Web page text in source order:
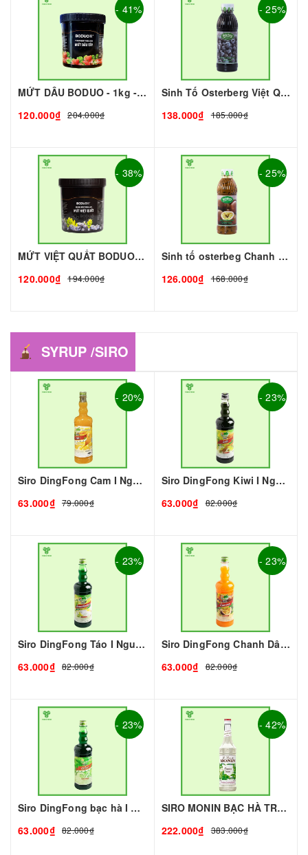
- 41%
MỨT DÂU BODUO - 1kg - DOBUO | Mứt - Sinh Tố làm Trà Sữa - TOBEE FOOD
120.000₫
204.000₫
- 25%
Sinh Tố Osterberg Việt Quất I Nguyên Liệu Pha Chế - Trà Trái Cây - Tobee Food
138.000₫
185.000₫
- 38%
MỨT VIỆT QUẤT BODUO- 1kg - BODUO | Mứt - Sinh Tố làm Trà Sữa - TOBEE FOOD
120.000₫
194.000₫
- 25%
Sinh tố osterbeg Chanh Dây 1L I Nguyên Liệu Pha Chế - Trà Trái Cây - Tobee Food
126.000₫
168.000₫
SYRUP /SIRO
- 20%
Siro DingFong Cam I Nguyên Liệu Pha Chế - Tobee Food
63.000₫ 79.000₫
- 23%
Siro DingFong Kiwi I Nguyên Liệu Pha Chế - Tobee Food
63.000₫
82.000₫
- 23%
Siro DingFong Táo I Nguyên Liệu Pha Chế - Tobee Food
63.000₫ 82.000₫
- 23%
Siro DingFong Chanh Dây I Nguyên Liệu Pha Chế - Tobee Food
63.000₫
82.000₫
- 23%
Siro DingFong bạc hà I Nguyên Liệu Pha Chế - Tobee Food
63.000₫ 82.000₫
- 42%
SIRO MONIN BẠC HÀ TRẮNG - 700ML - MONIN | Nguyên liệu pha chế - TOBEE FOOD
222.000₫
383.000₫